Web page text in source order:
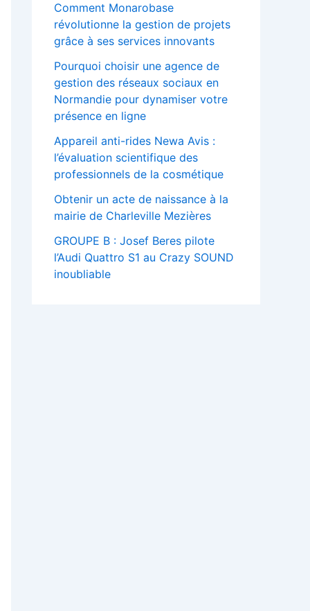
Comment Monarobase
révolutionne la gestion de projets
grâce à ses services innovants
Pourquoi choisir une agence de
gestion des réseaux sociaux en
Normandie pour dynamiser votre
présence en ligne
Appareil anti-rides Newa Avis :
l’évaluation scientifique des
professionnels de la cosmétique
Obtenir un acte de naissance à la
mairie de Charleville Mezières
GROUPE B : Josef Beres pilote
l’Audi Quattro S1 au Crazy SOUND
inoubliable